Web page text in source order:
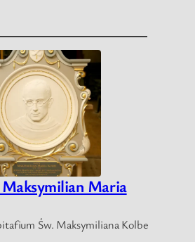
Maria
Św. Maksymiliana Kolbe